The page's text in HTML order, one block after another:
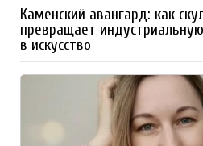
Каменский авангард: как
превращает
в искусство